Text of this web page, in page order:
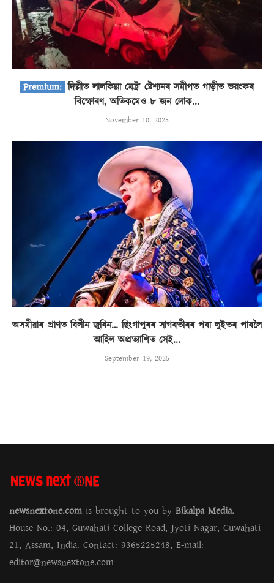
দিল্লীত লালকিল্লা মেট্ৰ’ ষ্টেশ্যনৰ সমীপত গাড়ীত ভয়ংকৰ
বিস্ফোৰণ, অতিকমেও ৮ জন লোক...
November 10, 2025
অসমীয়াৰ প্ৰাণত বিলীন জুবিন… ছিংগাপুৰৰ সাগৰতীৰৰ পৰা লুইতৰ পাৰলৈ
আহিল অপ্ৰত্যাশিত সেই...
September 19, 2025
newsnextone.com is brought to you by Bikalpa Media.
House No.: 04, Guwahati College Road, Jyoti Nagar, Guwahati-
21, Assam, India. Contact: 9365225248, E-mail:
editor@newsnextone.com